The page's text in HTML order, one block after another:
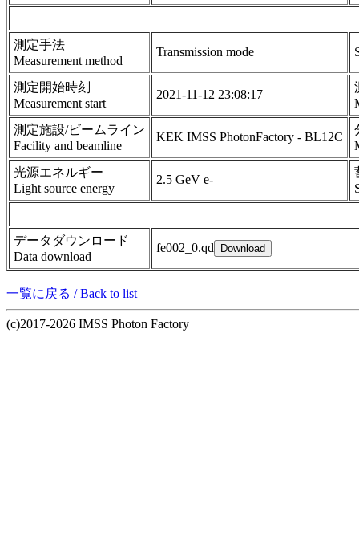
測定手法
Measurement method
Transmission mode
測定開始時刻
Measurement start
2021-11-12 23:08:17
測定施設/ビームライン
Facility and beamline
KEK IMSS PhotonFactory - BL12C
光源エネルギー
Light source energy
2.5 GeV e-
データダウンロード
Data download
fe002_0.qd
一覧に戻る / Back to list
(c)2017-2026 IMSS Photon Factory